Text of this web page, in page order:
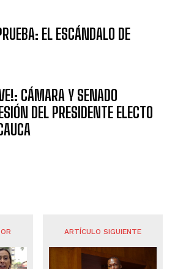
EL ESCÁNDALO DE
CÁMARA Y SENADO
DEL PRESIDENTE ELECTO
ARTÍCULO SIGUIENTE